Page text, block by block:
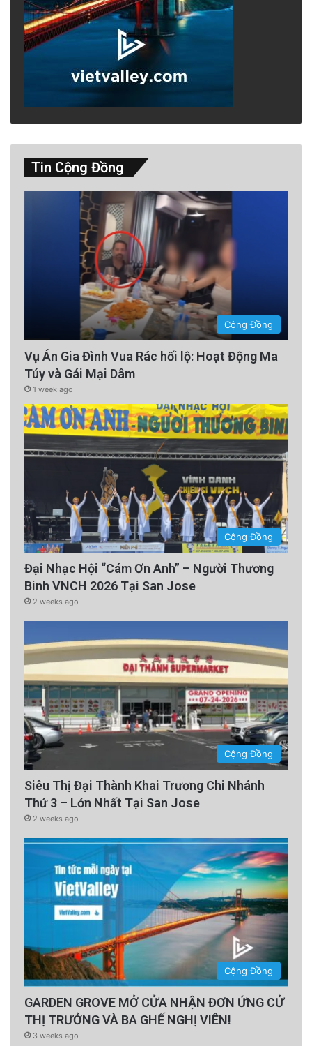
Tin Cộng Đồng
Cộng Đồng
Vụ Án Gia Đình Vua Rác hối lộ: Hoạt Động Ma
Túy và Gái Mại Dâm
1 week ago
Cộng Đồng
Đại Nhạc Hội “Cám Ơn Anh” – Người Thương
Binh VNCH 2026 Tại San Jose
2 weeks ago
Cộng Đồng
Siêu Thị Đại Thành Khai Trương Chi Nhánh
Thứ 3 – Lớn Nhất Tại San Jose
2 weeks ago
Cộng Đồng
GARDEN GROVE MỞ CỬA NHẬN ĐƠN ỨNG CỬ
THỊ TRƯỞNG VÀ BA GHẾ NGHỊ VIÊN!
3 weeks ago